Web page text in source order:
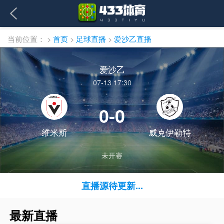
当前位置： > 首页 > 足球直播 > 爱沙乙直播
爱沙乙
07-13 17:30
维米斯
0-0
威克伊勒特
未开赛
直播源待更新...
最新直播